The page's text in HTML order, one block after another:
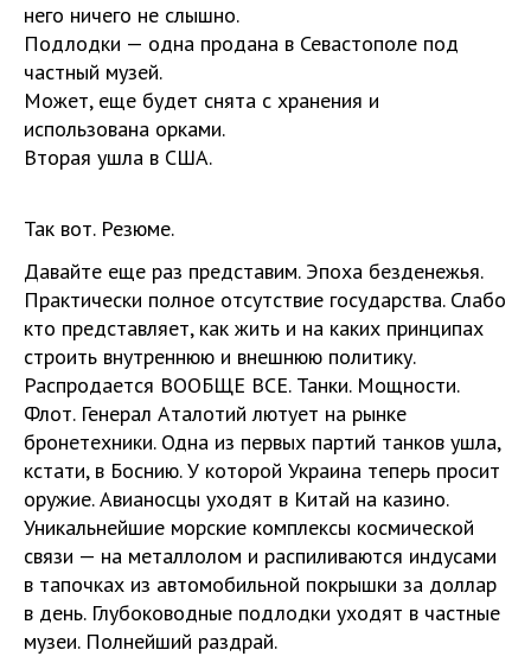
него ничего не слышно.
Подлодки — одна продана в Севастополе под
частный музей.
Может, еще будет снята с хранения и
использована орками.
Вторая ушла в США.
Так вот. Резюме.
Давайте еще раз представим. Эпоха безденежья.
Практически полное отсутствие государства. Слабо
кто представляет, как жить и на каких принципах
строить внутреннюю и внешнюю политику.
Распродается ВООБЩЕ ВСЕ. Танки. Мощности.
Флот. Генерал Аталотий лютует на рынке
бронетехники. Одна из первых партий танков ушла,
кстати, в Боснию. У которой Украина теперь просит
оружие. Авианосцы уходят в Китай на казино.
Уникальнейшие морские комплексы космической
связи — на металлолом и распиливаются индусами
в тапочках из автомобильной покрышки за доллар
в день. Глубоководные подлодки уходят в частные
музеи. Полнейший раздрай.